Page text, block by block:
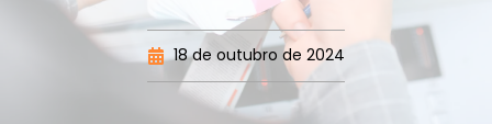
18 de outubro de 2024